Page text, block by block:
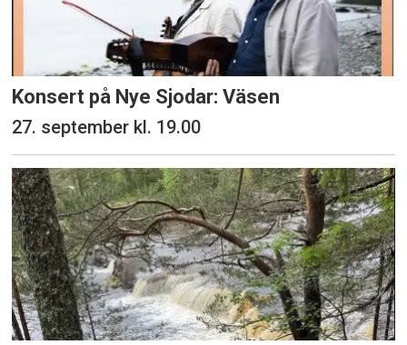
Konsert på Nye Sjodar: Väsen
27. september kl. 19.00